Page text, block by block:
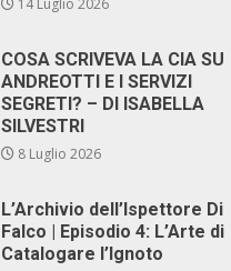
14 Luglio 2026
COSA SCRIVEVA LA CIA SU
ANDREOTTI E I SERVIZI
SEGRETI? – DI ISABELLA
SILVESTRI
8 Luglio 2026
L’Archivio dell’Ispettore Di
Falco | Episodio 4: L’Arte di
Catalogare l’Ignoto